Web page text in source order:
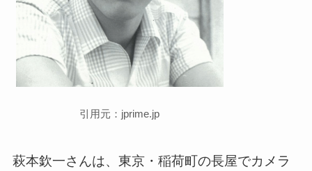
引用元：jprime.jp
萩本欽一さんは、東京・稲荷町の長屋でカメラ